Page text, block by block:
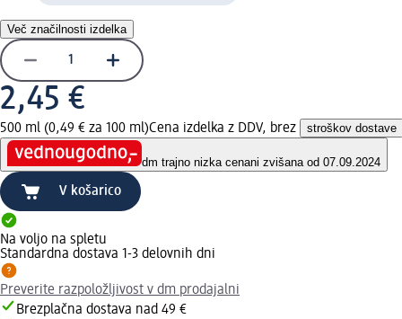
Več značilnosti izdelka
2,45 €
500 ml (0,49 € za 100 ml)Cena izdelka z DDV, brez stroškov dostave
dm trajno nizka cenani zvišana od 07.09.2024
V košarico
Na voljo na spletu
Standardna dostava 1-3 delovnih dni
Preverite razpoložljivost v dm prodajalni
Brezplačna dostava nad 49 €